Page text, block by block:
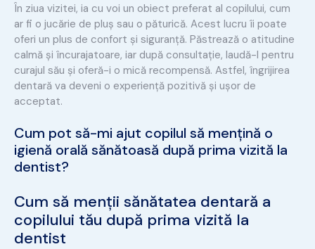
În ziua vizitei, ia cu voi un obiect preferat al copilului, cum
ar fi o jucărie de pluș sau o păturică. Acest lucru îi poate
oferi un plus de confort și siguranță. Păstrează o atitudine
calmă și încurajatoare, iar după consultație, laudă-l pentru
curajul său și oferă-i o mică recompensă. Astfel, îngrijirea
dentară va deveni o experiență pozitivă și ușor de
acceptat.
Cum pot să-mi ajut copilul să mențină o
igienă orală sănătoasă după prima vizită la
dentist?
Cum să menții sănătatea dentară a
copilului tău după prima vizită la
dentist